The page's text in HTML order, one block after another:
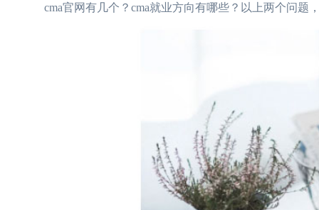
cma官网有几个？cma就业方向有哪些？以上两个问题